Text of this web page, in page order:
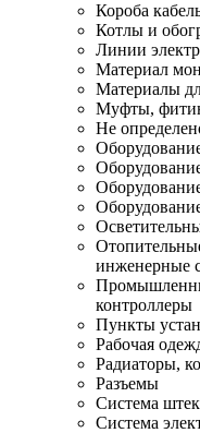
Короба
Котлы и
Линии
Материал
Материалы
Муфты,
Не
инженерные
контроллеры
Пункты
Рабочая
Радиаторы,
Разъемы
Система
Система